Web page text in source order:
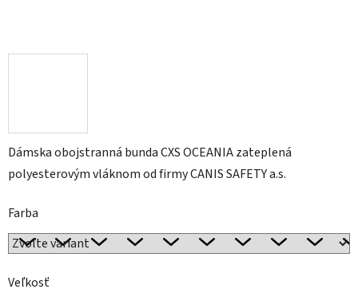
Dámska obojstranná bunda CXS OCEANIA zateplená
polyesterovým vláknom od firmy CANIS SAFETY a.s.
Farba
Veľkosť